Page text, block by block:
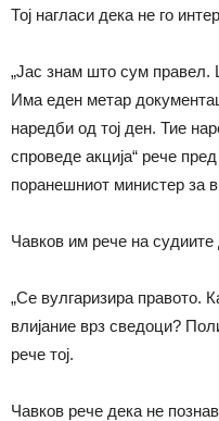
Тој нагласи дека не го
„Јас знам што сум правел.
Има еден метар
наредби од тој ден. Тие
спроведе акција“ рече
поранешниот министер за
Чавков им рече на судиите
„Се вулгаризира правото.
влијание врз сведоци?
рече тој.
Чавков рече дека не